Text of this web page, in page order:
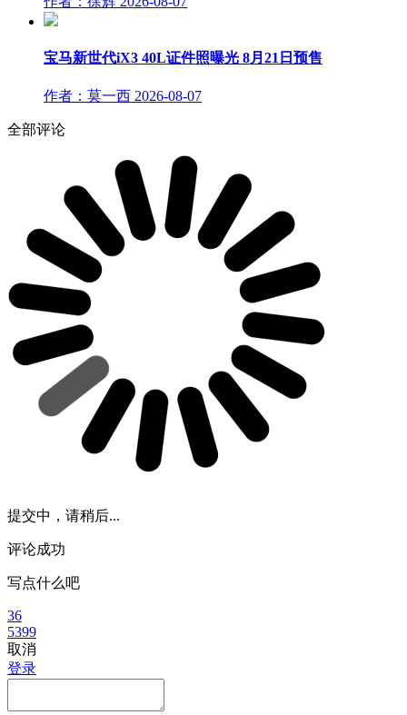
宝马新世代iX3 40L证件照曝光 8月21日预售
作者：莫一西 2026-08-07
全部评论
提交中，请稍后...
评论成功
写点什么吧
36
5399
取消
登录